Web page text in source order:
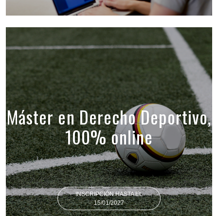
Máster en Derecho Deportivo,
100% online
INSCRIPCIÓN HASTA EL
15/01/2027